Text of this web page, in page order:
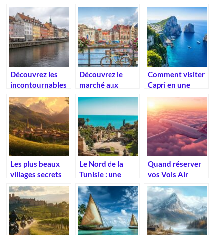
l’Egypte antique
: en bref
hotels familiaux
de reve pour un
sejour
d’exception
Découvrez les
incontournables
de Copenhague
pour un séjour
mémorable
Découvrez le
marché aux
fleurs
d’Amsterdam : un
lieu unique sur le
canal Singel
Comment visiter
Capri en une
journée :
itinéraire et
conseils
pratiques
Les plus beaux
villages secrets
des Dolomites :
un voyage
photographique
inoubliable
Le Nord de la
Tunisie : une
région aux
trésors
méconnus
Quand réserver
vos Vols Air
Europa avec
Anyway : Guide
des tarifs
saisonniers